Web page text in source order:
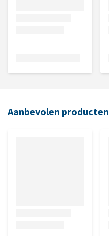
Aanbevolen producten